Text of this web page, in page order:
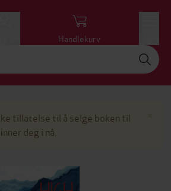
Handlekurv
tillatelse til å selge boken til
deg i nå.